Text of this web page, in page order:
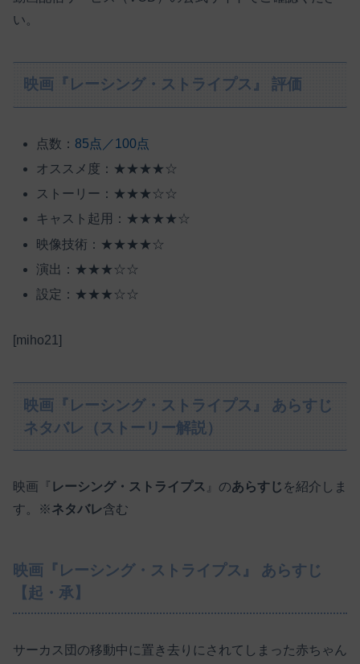
い。
映画『レーシング・ストライプス』 評価
点数： 85点／100点
オススメ度：★★★★☆
ストーリー：★★★☆☆
キャスト起用：★★★★☆
映像技術：★★★★☆
演出：★★★☆☆
設定：★★★☆☆
[miho21]
映画『レーシング・ストライプス』 あらすじ
ネタバレ（ストーリー解説）
映画『 レーシング・ストライプス 』のあらすじ を紹介しま
す。※ネタバレ含む
映画『レーシング・ストライプス』 あらすじ
【起・承】
サーカス団の移動中に置き去りにされてしまった赤ちゃん